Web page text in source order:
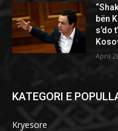
bën
s’do
April
KATEGORI E
Kryesore